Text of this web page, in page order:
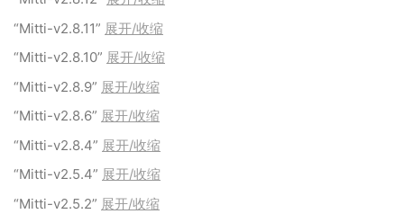
“Mitti-v2.8.11” 展开/收缩
“Mitti-v2.8.10” 展开/收缩
“Mitti-v2.8.9” 展开/收缩
“Mitti-v2.8.6” 展开/收缩
“Mitti-v2.8.4” 展开/收缩
“Mitti-v2.5.4” 展开/收缩
“Mitti-v2.5.2” 展开/收缩